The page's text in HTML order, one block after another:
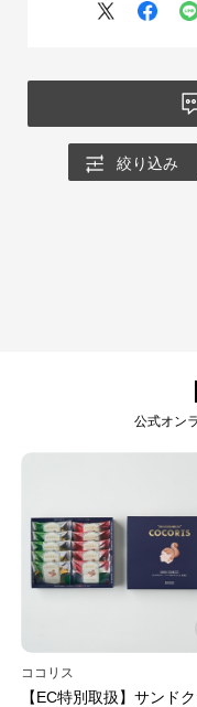
絞り込み
公式オン
ココリス
【EC特別取扱】サンド